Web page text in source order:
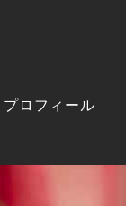
プロフィール